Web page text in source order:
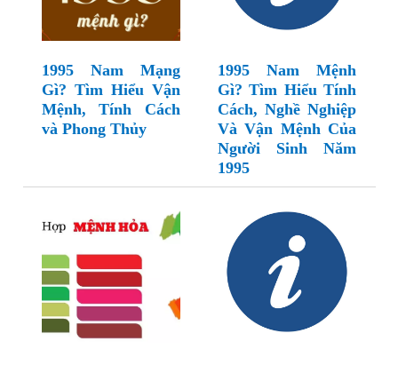
1995 Nam Mạng
Gì? Tìm Hiểu Vận
Mệnh, Tính Cách
và Phong Thủy
1995 Nam Mệnh
Gì? Tìm Hiểu Tính
Cách, Nghề Nghiệp
Và Vận Mệnh Của
Người Sinh Năm
1995